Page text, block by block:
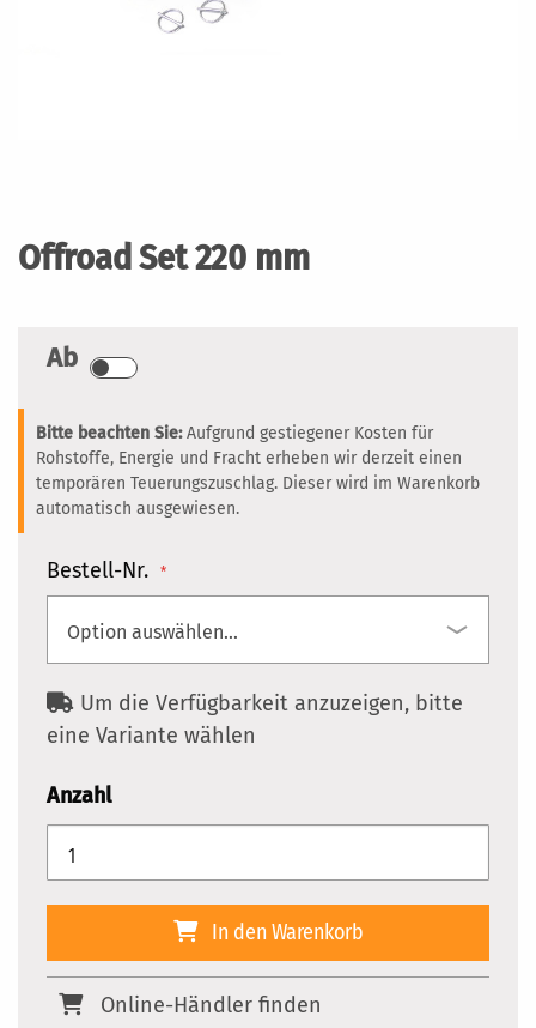
Offroad Set 220 mm
Ab
Bitte beachten Sie:Aufgrund gestiegener Kosten für
Rohstoffe, Energie und Fracht erheben wir derzeit einen
temporären Teuerungszuschlag. Dieser wird im Warenkorb
automatisch ausgewiesen.
Bestell-Nr.
Um die Verfügbarkeit anzuzeigen, bitte
eine Variante wählen
Anzahl
In den Warenkorb
Online-Händler finden
Bildergalerie